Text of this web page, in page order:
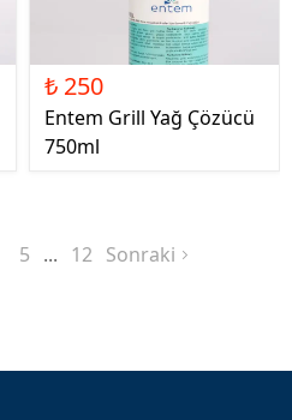
₺ 250
Entem Grill Yağ Çözücü
750ml
5 12 Sonraki